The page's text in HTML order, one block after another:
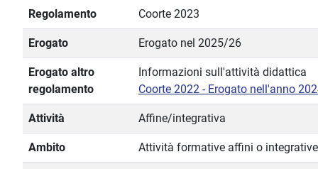
Regolamento Coorte 2023
Erogato Erogato nel 2025/26
Erogato altro
regolamento
Informazioni sull'attività didattica
Coorte 2022 - Erogato nell'anno
Attività Affine/integrativa
Ambito Attività formative affini o integrative